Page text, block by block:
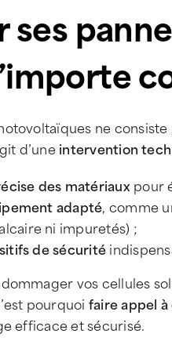
ses
ne
d’une intervention
des matériauxpour
adapté, comme
ni impuretés) ;
de sécurité
vos cellules
pourquoi faire appel
efficace et sécurisé.